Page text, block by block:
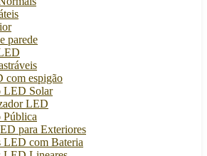
parede
com espigão
LED Solar
LED
Pública
para Exteriores
LED com Bateria